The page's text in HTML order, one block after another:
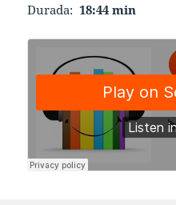
Durada:18:44 min